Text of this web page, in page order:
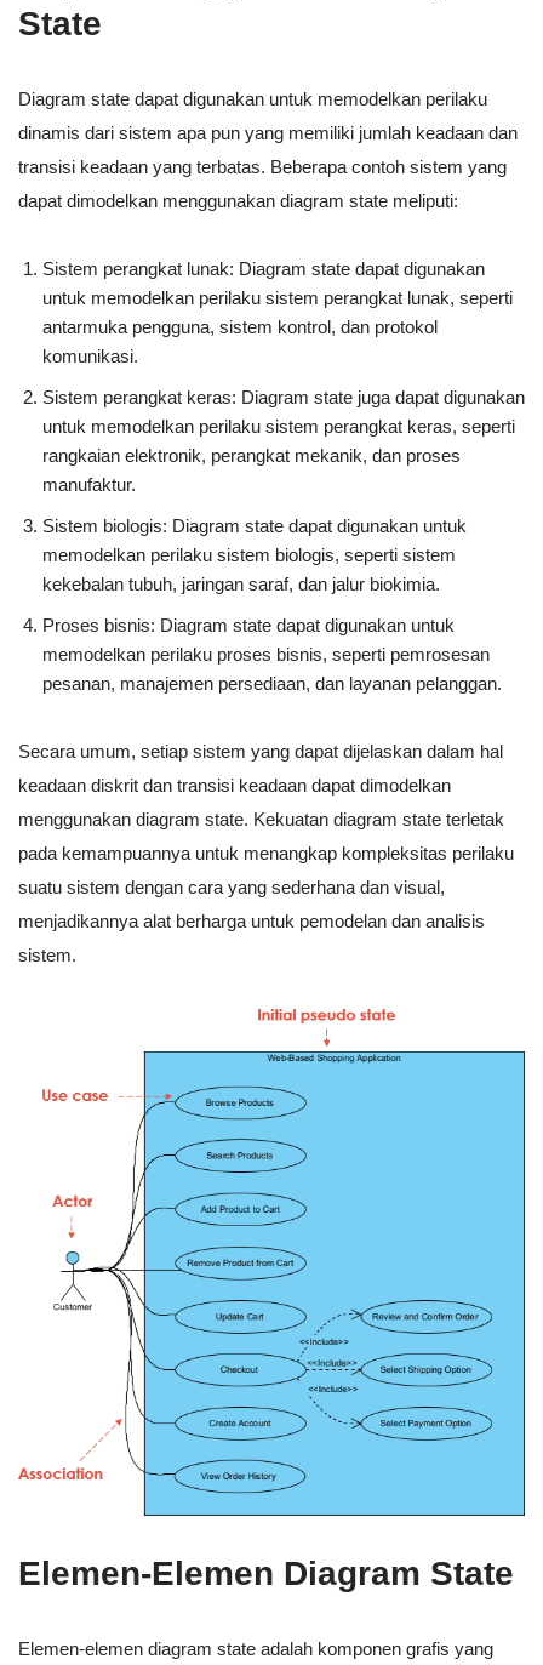
State
Diagram state dapat digunakan untuk memodelkan perilaku
dinamis dari sistem apa pun yang memiliki jumlah keadaan dan
transisi keadaan yang terbatas. Beberapa contoh sistem yang
dapat dimodelkan menggunakan diagram state meliputi:
Sistem perangkat lunak: Diagram state dapat digunakan
untuk memodelkan perilaku sistem perangkat lunak, seperti
antarmuka pengguna, sistem kontrol, dan protokol
komunikasi.
Sistem perangkat keras: Diagram state juga dapat digunakan
untuk memodelkan perilaku sistem perangkat keras, seperti
rangkaian elektronik, perangkat mekanik, dan proses
manufaktur.
Sistem biologis: Diagram state dapat digunakan untuk
memodelkan perilaku sistem biologis, seperti sistem
kekebalan tubuh, jaringan saraf, dan jalur biokimia.
Proses bisnis: Diagram state dapat digunakan untuk
memodelkan perilaku proses bisnis, seperti pemrosesan
pesanan, manajemen persediaan, dan layanan pelanggan.
Secara umum, setiap sistem yang dapat dijelaskan dalam hal
keadaan diskrit dan transisi keadaan dapat dimodelkan
menggunakan diagram state. Kekuatan diagram state terletak
pada kemampuannya untuk menangkap kompleksitas perilaku
suatu sistem dengan cara yang sederhana dan visual,
menjadikannya alat berharga untuk pemodelan dan analisis
sistem.
Elemen-Elemen Diagram State
Elemen-elemen diagram state adalah komponen grafis yang